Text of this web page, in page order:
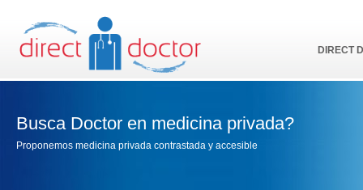
DIRECT
Busca Doctor en medicina privada?
Proponemos medicina privada contrastada y accesible